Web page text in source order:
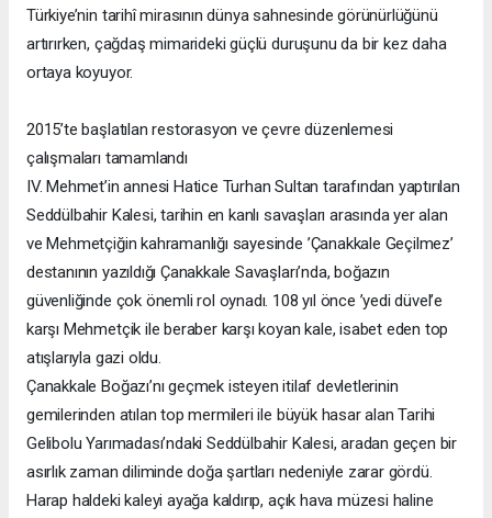
Türkiye’nin tarihî mirasının dünya sahnesinde görünürlüğünü
artırırken, çağdaş mimarideki güçlü duruşunu da bir kez daha
ortaya koyuyor.
2015’te başlatılan restorasyon ve çevre düzenlemesi
çalışmaları tamamlandı
IV. Mehmet’in annesi Hatice Turhan Sultan tarafından yaptırılan
Seddülbahir Kalesi, tarihin en kanlı savaşları arasında yer alan
ve Mehmetçiğin kahramanlığı sayesinde ’Çanakkale Geçilmez’
destanının yazıldığı Çanakkale Savaşları’nda, boğazın
güvenliğinde çok önemli rol oynadı. 108 yıl önce ’yedi düvel’e
karşı Mehmetçik ile beraber karşı koyan kale, isabet eden top
atışlarıyla gazi oldu.
Çanakkale Boğazı’nı geçmek isteyen itilaf devletlerinin
gemilerinden atılan top mermileri ile büyük hasar alan Tarihi
Gelibolu Yarımadası’ndaki Seddülbahir Kalesi, aradan geçen bir
asırlık zaman diliminde doğa şartları nedeniyle zarar gördü.
Harap haldeki kaleyi ayağa kaldırıp, açık hava müzesi haline